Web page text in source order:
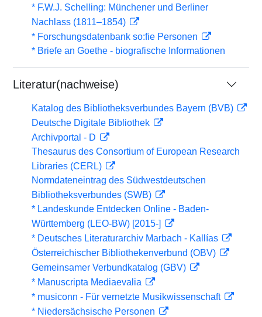
* F.W.J. Schelling: Münchener und Berliner
Nachlass (1811–1854)
* Forschungsdatenbank so:fie Personen
* Briefe an Goethe - biografische Informationen
Literatur(nachweise)
Katalog des Bibliotheksverbundes Bayern (BVB)
Deutsche Digitale Bibliothek
Archivportal - D
Thesaurus des Consortium of European Research
Libraries (CERL)
Normdateneintrag des Südwestdeutschen
Bibliotheksverbundes (SWB)
* Landeskunde Entdecken Online - Baden-
Württemberg (LEO-BW) [2015-]
* Deutsches Literaturarchiv Marbach - Kallías
Österreichischer Bibliothekenverbund (OBV)
Gemeinsamer Verbundkatalog (GBV)
* Manuscripta Mediaevalia
* musiconn - Für vernetzte Musikwissenschaft
* Niedersächsische Personen